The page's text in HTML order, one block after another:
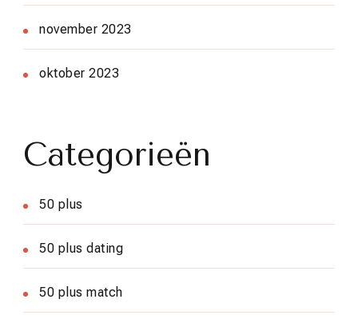
november 2023
oktober 2023
Categorieën
50 plus
50 plus dating
50 plus match